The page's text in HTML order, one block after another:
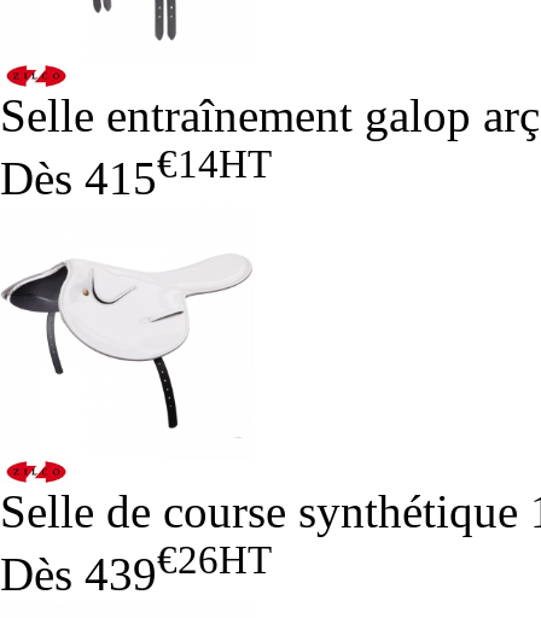
Selle entraînement galop
Dès 415€14HT
Selle de course
Dès 439€26HT